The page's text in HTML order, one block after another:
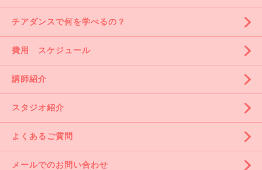
チアダンスで何を学べるの？
費用 スケジュール
講師紹介
スタジオ紹介
よくあるご質問
メールでのお問い合わせ